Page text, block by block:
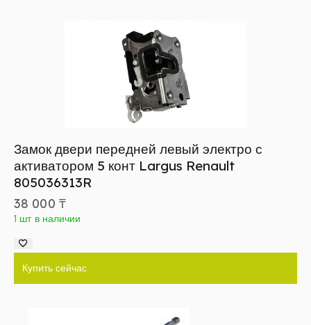
Замок двери передней левый электро с
активатором 5 конт Largus Renault
805036313R
38 000 ₸
1 шт в наличии
Купить сейчас